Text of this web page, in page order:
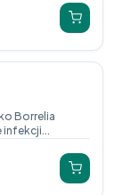
Borrelia
infekcji...